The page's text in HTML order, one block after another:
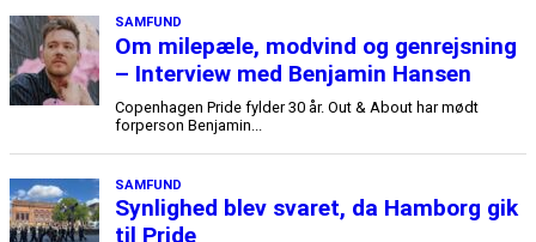
SAMFUND
Om milepæle, modvind og genrejsning
– Interview med Benjamin Hansen
Copenhagen Pride fylder 30 år. Out & About har mødt
forperson Benjamin...
SAMFUND
Synlighed blev svaret, da Hamborg gik
til Pride